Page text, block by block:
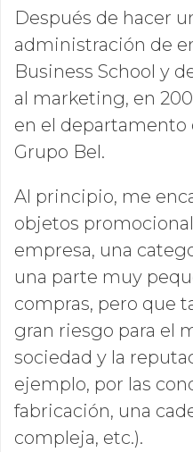
Después de hacer
administración de
Business School y
al marketing, en
en el departamento
Grupo Bel.
Al principio, me
objetos
empresa, una
una parte muy
compras, pero que
gran riesgo para el
sociedad y la
ejemplo, por las
fabricación, una
compleja, etc.).